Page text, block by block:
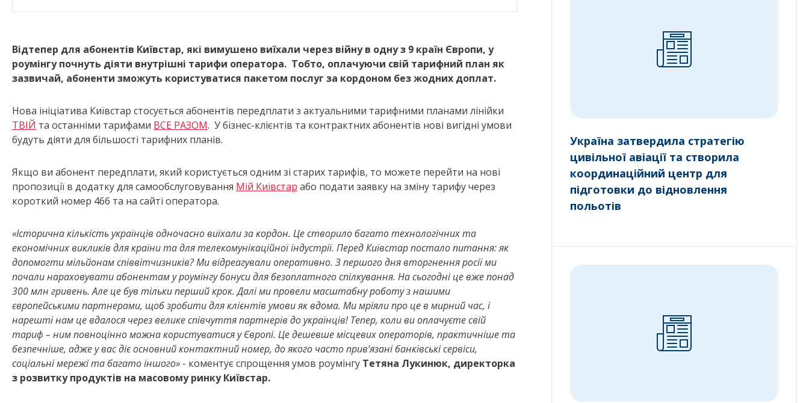
Відтепер для абонентів Київстар, які вимушено виїхали через війну в одну з 9 країн Європи, у
роумінгу почнуть діяти внутрішні тарифи оператора. Тобто, оплачуючи свій тарифний план як
зазвичай, абоненти зможуть користуватися пакетом послуг за кордоном без жодних доплат.
Нова ініціатива Київстар стосується абонентів передплати з актуальними тарифними планами лінійки
ТВІЙ та останніми тарифами ВСЕ РАЗОМ. У бізнес-клієнтів та контрактних абонентів нові вигідні умови
будуть діяти для більшості тарифних планів.
Якщо ви абонент передплати, який користується одним зі старих тарифів, то можете перейти на нові
пропозиції в додатку для самообслуговування Мій Київстар або подати заявку на зміну тарифу через
короткий номер 466 та на сайті оператора.
«Історична кількість українців одночасно виїхали за кордон. Це створило багато технологічних та
економічних викликів для країни та для телекомунікаційної індустрії. Перед Київстар постало питання: як
допомогти мільйонам співвітчизників? Ми відреагували оперативно. З першого дня вторгнення росії ми
почали нараховувати абонентам у роумінгу бонуси для безоплатного спілкування. На сьогодні це вже понад
300 млн гривень. Але це був тільки перший крок. Далі ми провели масштабну роботу з нашими
європейськими партнерами, щоб зробити для клієнтів умови як вдома. Ми мріяли про це в мирний час, і
нарешті нам це вдалося через велике співчуття партнерів до українців! Тепер, коли ви оплачуєте свій
тариф – ним повноцінно можна користуватися у Європі. Це дешевше місцевих операторів, практичніше та
безпечніше, адже у вас діє основний контактний номер, до якого часто прив’язані банківські сервіси,
соціальні мережі та багато іншого» - коментує спрощення умов роумінгу Тетяна Лукинюк, директорка
з розвитку продуктів на масовому ринку Київстар.
Україна затвердила стратегію
цивільної авіації та створила
координаційний центр для
підготовки до відновлення
польотів